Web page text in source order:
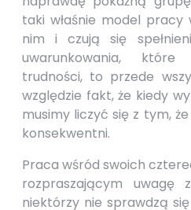
taki właśnie model pracy
nim i czują się
uwarunkowania,
trudności, to przede
względzie fakt, że kiedy
musimy liczyć się z tym,
konsekwentni.
Praca wśród swoich
rozpraszającym uwagę
niektórzy nie sprawdzą